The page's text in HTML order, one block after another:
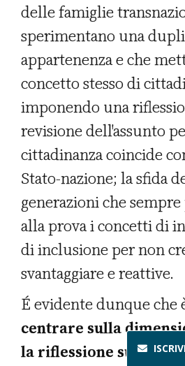
delle famiglie
sperimentano una
appartenenza e che
concetto stesso di
imponendo una
revisione dell'assunto
cittadinanza coincide
Stato-nazione; la sfida
generazioni che
alla prova i concetti di
di inclusione per non
svantaggiare e reattive.
É evidente dunque che
centrare sulla
la riflessione sulle